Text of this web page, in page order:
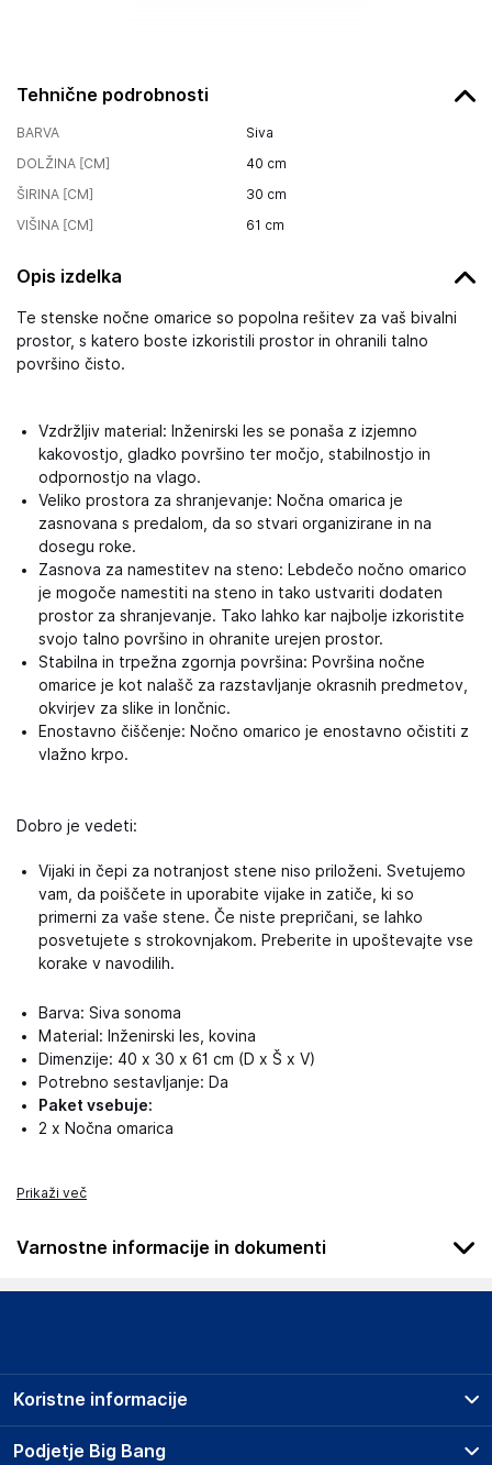
Tehnične podrobnosti
BARVA
Siva
DOLŽINA [CM]
40 cm
ŠIRINA [CM]
30 cm
VIŠINA [CM]
61 cm
Opis izdelka
Te stenske nočne omarice so popolna rešitev za vaš bivalni
prostor, s katero boste izkoristili prostor in ohranili talno
površino čisto.
Vzdržljiv material: Inženirski les se ponaša z izjemno
kakovostjo, gladko površino ter močjo, stabilnostjo in
odpornostjo na vlago.
Veliko prostora za shranjevanje: Nočna omarica je
zasnovana s predalom, da so stvari organizirane in na
dosegu roke.
Zasnova za namestitev na steno: Lebdečo nočno omarico
je mogoče namestiti na steno in tako ustvariti dodaten
prostor za shranjevanje. Tako lahko kar najbolje izkoristite
svojo talno površino in ohranite urejen prostor.
Stabilna in trpežna zgornja površina: Površina nočne
omarice je kot nalašč za razstavljanje okrasnih predmetov,
okvirjev za slike in lončnic.
Enostavno čiščenje: Nočno omarico je enostavno očistiti z
vlažno krpo.
Dobro je vedeti:
Vijaki in čepi za notranjost stene niso priloženi. Svetujemo
vam, da poiščete in uporabite vijake in zatiče, ki so
primerni za vaše stene. Če niste prepričani, se lahko
posvetujete s strokovnjakom. Preberite in upoštevajte vse
korake v navodilih.
Barva: Siva sonoma
Material: Inženirski les, kovina
Dimenzije: 40 x 30 x 61 cm (D x Š x V)
Potrebno sestavljanje: Da
Paket vsebuje:
2 x Nočna omarica
Prikaži več
Varnostne informacije in dokumenti
Podatki o proizvajalcu
Haba Trading B.V.
The Netherlands
Podjetje Big Bang
Koristne informacije
Prodajna mesta